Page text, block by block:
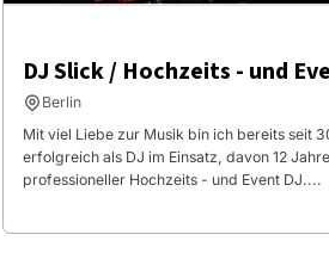
DJ Slick / Hochzeits - und
Berlin
Mit viel Liebe zur Musik bin ich bereits seit
erfolgreich als DJ im Einsatz, davon 12
professioneller Hochzeits - und Event DJ....